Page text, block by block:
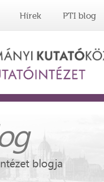
Hírek PTI blog
blogja